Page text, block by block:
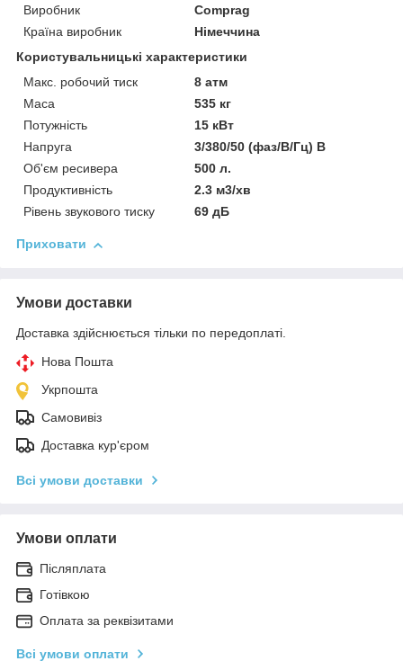
Виробник
Comprag
Країна виробник
Німеччина
Користувальницькі характеристики
Макс. робочий тиск
8 атм
Маса
535 кг
Потужність
15 кВт
Напруга
3/380/50 (фаз/В/Гц) В
Об'єм ресивера
500 л.
Продуктивність
2.3 м3/хв
Рівень звукового тиску
69 дБ
Приховати
Умови доставки
Доставка здійснюється тільки по передоплаті.
Нова Пошта
Укрпошта
Самовивіз
Доставка кур'єром
Всі умови доставки
Умови оплати
Післяплата
Готівкою
Оплата за реквізитами
Всі умови оплати